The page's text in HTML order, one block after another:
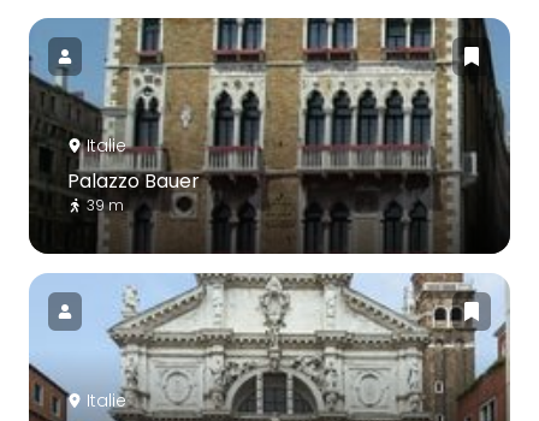
Italie
Palazzo Bauer
39 m
Italie